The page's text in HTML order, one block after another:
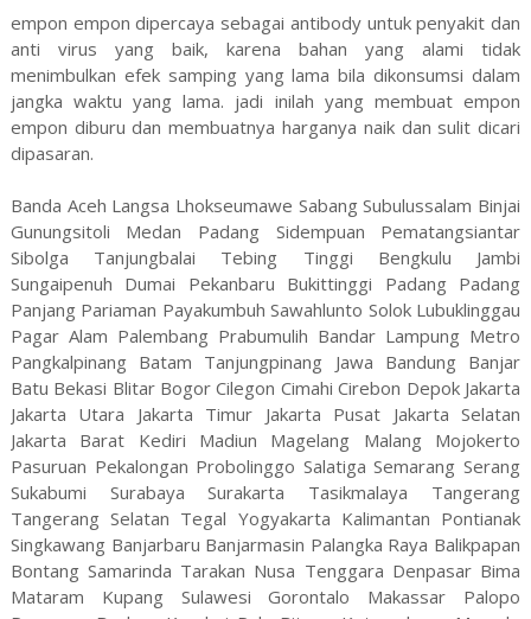
empon empon dipercaya sebagai antibody untuk penyakit dan
anti virus yang baik, karena bahan yang alami tidak
menimbulkan efek samping yang lama bila dikonsumsi dalam
jangka waktu yang lama. jadi inilah yang membuat empon
empon diburu dan membuatnya harganya naik dan sulit dicari
dipasaran.
Banda Aceh Langsa Lhokseumawe Sabang Subulussalam Binjai
Gunungsitoli Medan Padang Sidempuan Pematangsiantar
Sibolga Tanjungbalai Tebing Tinggi Bengkulu Jambi
Sungaipenuh Dumai Pekanbaru Bukittinggi Padang Padang
Panjang Pariaman Payakumbuh Sawahlunto Solok Lubuklinggau
Pagar Alam Palembang Prabumulih Bandar Lampung Metro
Pangkalpinang Batam Tanjungpinang Jawa Bandung Banjar
Batu Bekasi Blitar Bogor Cilegon Cimahi Cirebon Depok Jakarta
Jakarta Utara Jakarta Timur Jakarta Pusat Jakarta Selatan
Jakarta Barat Kediri Madiun Magelang Malang Mojokerto
Pasuruan Pekalongan Probolinggo Salatiga Semarang Serang
Sukabumi Surabaya Surakarta Tasikmalaya Tangerang
Tangerang Selatan Tegal Yogyakarta Kalimantan Pontianak
Singkawang Banjarbaru Banjarmasin Palangka Raya Balikpapan
Bontang Samarinda Tarakan Nusa Tenggara Denpasar Bima
Mataram Kupang Sulawesi Gorontalo Makassar Palopo